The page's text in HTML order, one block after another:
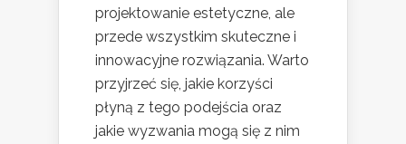
projektowanie estetyczne, ale
przede wszystkim skuteczne i
innowacyjne rozwiązania. Warto
przyjrzeć się, jakie korzyści
płyną z tego podejścia oraz
jakie wyzwania mogą się z nim